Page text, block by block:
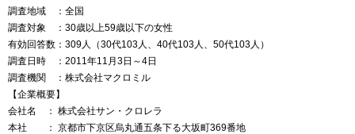
調査地域 ：全国
調査対象 ：30歳以上59歳以下の女性
有効回答数：309人（30代103人、40代103人、50代103人）
調査日時 ：2011年11月3日～4日
調査機関 ：株式会社マクロミル
【企業概要】
会社名 ： 株式会社サン・クロレラ
本社 ： 京都市下京区烏丸通五条下る大坂町369番地